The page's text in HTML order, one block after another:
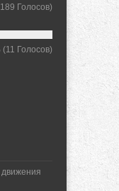
Голосов)
(11 Голосов)